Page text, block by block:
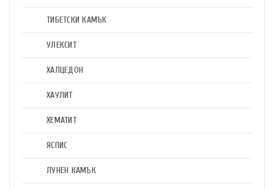
ТИБЕТСКИ КАМЪК
УЛЕКСИТ
ХАЛЦЕДОН
ХАУЛИТ
ХЕМАТИТ
ЯСПИС
ЛУНЕН КАМЪК